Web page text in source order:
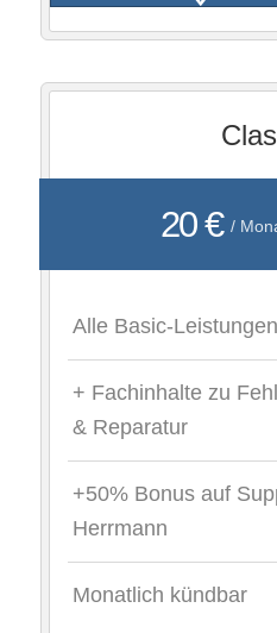
20 € /
Alle Basic-Leistungen
+ Fachinhalte zu
& Reparatur
+50% Bonus auf
Herrmann
Monatlich kündbar